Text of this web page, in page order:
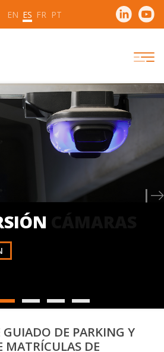
EN ES FR PT
GUIADO DE PARKING Y
MATRÍCULAS DE